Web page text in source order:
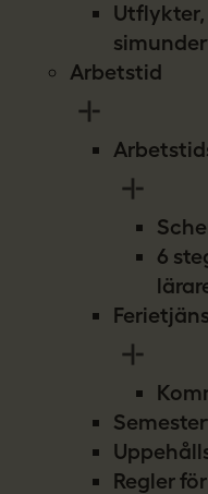
Arbetstid
6
Regler